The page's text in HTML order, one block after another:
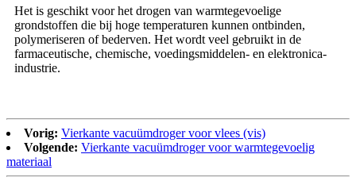
Het is geschikt voor het drogen van warmtegevoelige
grondstoffen die bij hoge temperaturen kunnen ontbinden,
polymeriseren of bederven. Het wordt veel gebruikt in de
farmaceutische, chemische, voedingsmiddelen- en elektronica-
industrie.
Vorig: Vierkante vacuümdroger voor vlees (vis)
Volgende: Vierkante vacuümdroger voor warmtegevoelig
materiaal